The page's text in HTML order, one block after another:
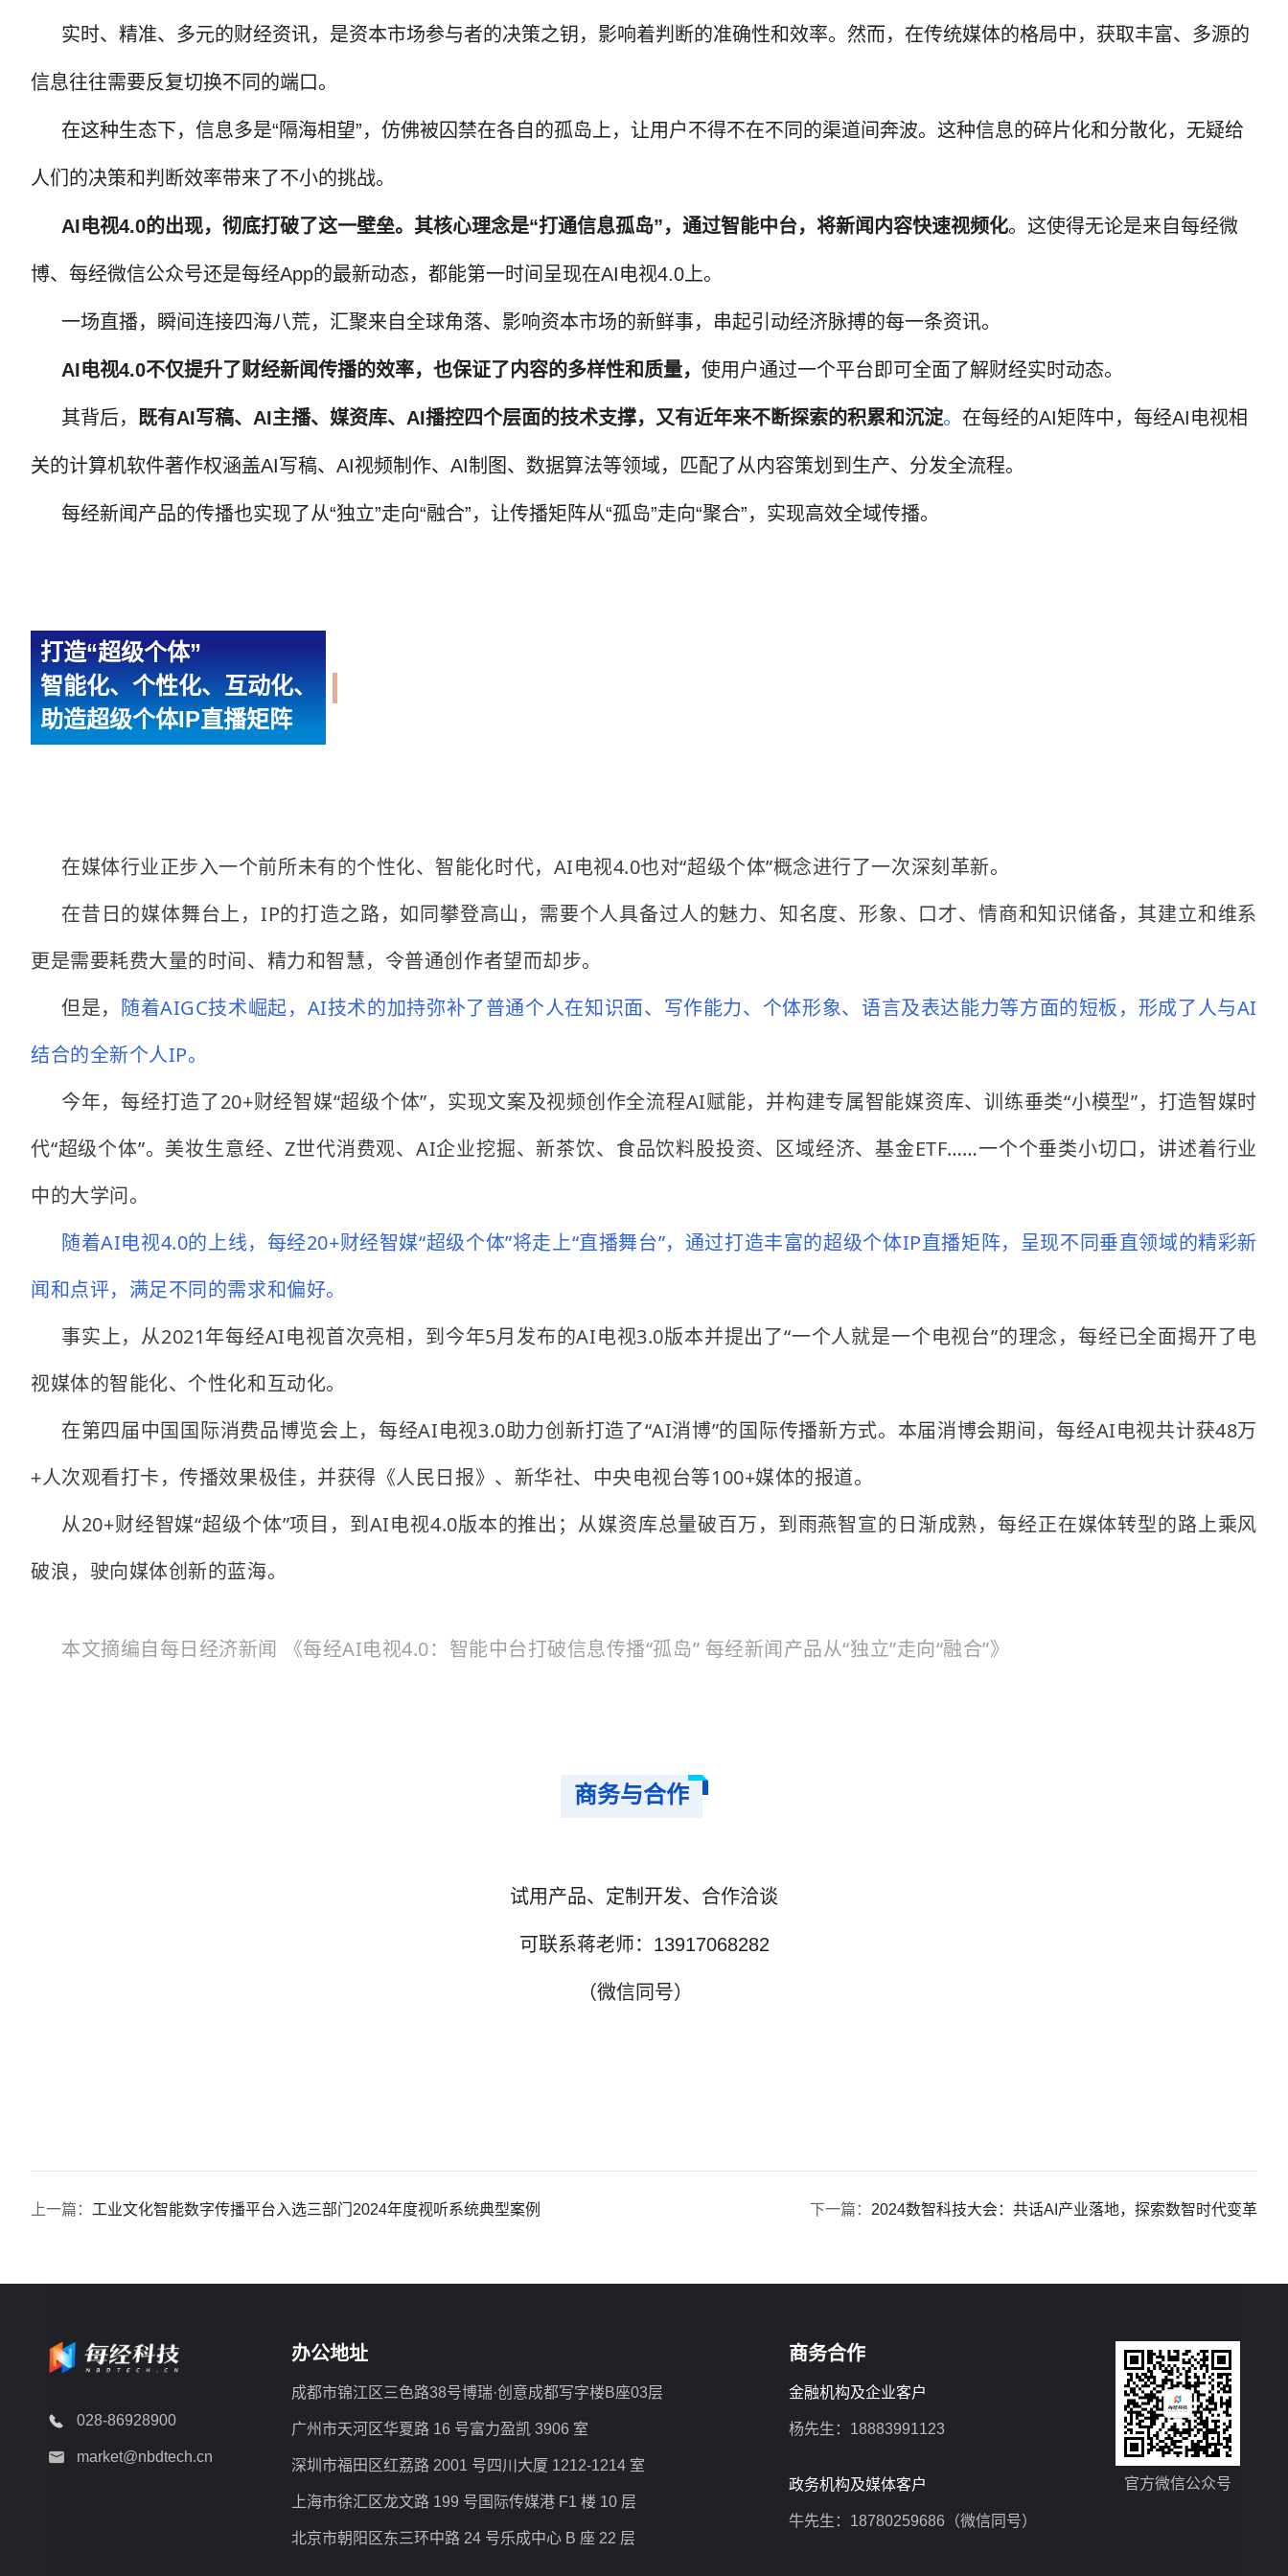
实时、精准、多元的财经资讯，是资本市场参与者的决策之钥，影响着判断的准确性和效率。然而，在传统媒体的格局中，获取丰富、多源的
信息往往需要反复切换不同的端口。
在这种生态下，信息多是“隔海相望”，仿佛被囚禁在各自的孤岛上，让用户不得不在不同的渠道间奔波。这种信息的碎片化和分散化，无疑给
人们的决策和判断效率带来了不小的挑战。
AI电视4.0的出现，彻底打破了这一壁垒。其核心理念是“打通信息孤岛”，通过智能中台，将新闻内容快速视频化。这使得无论是来自每经微
博、每经微信公众号还是每经App的最新动态，都能第一时间呈现在AI电视4.0上。
一场直播，瞬间连接四海八荒，汇聚来自全球角落、影响资本市场的新鲜事，串起引动经济脉搏的每一条资讯。
AI电视4.0不仅提升了财经新闻传播的效率，也保证了内容的多样性和质量， 使用户通过一个平台即可全面了解财经实时动态。
其背后， 既有AI写稿、AI主播、媒资库、AI播控四个层面的技术支撑，又有近年来不断探索的积累和沉淀。 在每经的AI矩阵中，每经AI电视相
关的计算机软件著作权涵盖AI写稿、AI视频制作、AI制图、数据算法等领域，匹配了从内容策划到生产、分发全流程。
每经新闻产品的传播也实现了从“独立”走向“融合”，让传播矩阵从“孤岛”走向“聚合”，实现高效全域传播。
打造“超级个体”
智能化、个性化、互动化、
助造超级个体IP直播矩阵
在媒体行业正步入一个前所未有的个性化、智能化时代，AI电视4.0也对“超级个体”概念进行了一次深刻革新。
在昔日的媒体舞台上，IP的打造之路，如同攀登高山，需要个人具备过人的魅力、知名度、形象、口才、情商和知识储备，其建立和维系
更是需要耗费大量的时间、精力和智慧，令普通创作者望而却步。
但是，
随着AIGC技术崛起，AI技术的加持弥补了普通个人在知识面、写作能力、个体形象、语言及表达能力等方面的短板，形成了人与AI
结合的全新个人IP。
今年，每经打造了20+财经智媒“超级个体”，实现文案及视频创作全流程AI赋能，并构建专属智能媒资库、训练垂类“小模型”，打造智媒时
代“超级个体”。美妆生意经、Z世代消费观、AI企业挖掘、新茶饮、食品饮料股投资、区域经济、基金ETF……一个个垂类小切口，讲述着行业
中的大学问。
随着AI电视4.0的上线，每经20+财经智媒“超级个体”将走上“直播舞台”，通过打造丰富的超级个体IP直播矩阵，呈现不同垂直领域的精彩新
闻和点评，满足不同的需求和偏好。
事实上，从2021年每经AI电视首次亮相，到今年5月发布的AI电视3.0版本并提出了“一个人就是一个电视台”的理念，每经已全面揭开了电
视媒体的智能化、个性化和互动化。
在第四届中国国际消费品博览会上，每经AI电视3.0助力创新打造了“AI消博”的国际传播新方式。本届消博会期间，每经AI电视共计获48万
+人次观看打卡，传播效果极佳，并获得《人民日报》、新华社、中央电视台等100+媒体的报道。
从20+财经智媒“超级个体”项目，到AI电视4.0版本的推出；从媒资库总量破百万，到雨燕智宣的日渐成熟，每经正在媒体转型的路上乘风
破浪，驶向媒体创新的蓝海。
本文摘编自每日经济新闻 《每经AI电视4.0：智能中台打破信息传播“孤岛” 每经新闻产品从“独立”走向“融合”》
商务与合作
试用产品、定制开发、合作洽谈
可联系蒋老师：13917068282
（微信同号）
上一篇： 工业文化智能数字传播平台入选三部门2024年度视听系统典型案例 下一篇： 2024数智科技大会：共话AI产业落地，探索数智时代变革
028-86928900
market@nbdtech.cn
办公地址
成都市锦江区三色路38号博瑞·创意成都写字楼B座03层
广州市天河区华夏路 16 号富力盈凯 3906 室
深圳市福田区红荔路 2001 号四川大厦 1212-1214 室
上海市徐汇区龙文路 199 号国际传媒港 F1 楼 10 层
北京市朝阳区东三环中路 24 号乐成中心 B 座 22 层
商务合作
金融机构及企业客户
杨先生：18883991123
政务机构及媒体客户
牛先生：18780259686（微信同号）
官方微信公众号